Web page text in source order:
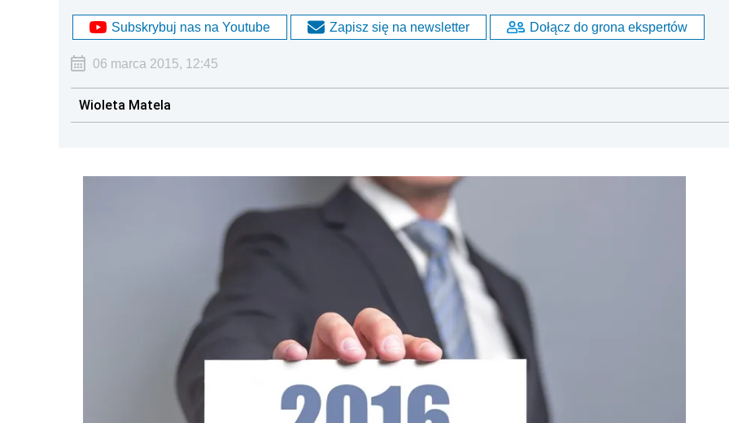
Subskrybuj nas na Youtube Zapisz się na newsletter Dołącz do grona ekspertów
06 marca 2015, 12:45
Wioleta Matela